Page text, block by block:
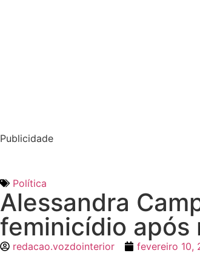
Publicidade
Política
Alessandra
feminicídio após
redacao.vozdointerior fevereiro 10,